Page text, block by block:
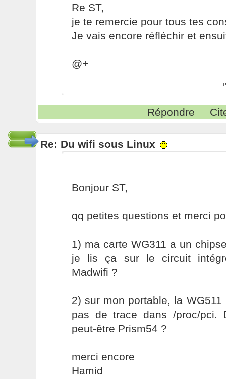
Re ST,
je te remercie pour tous tes
Je vais encore réfléchir et
@+
Répondre
Re: Du wifi sous Linux
Bonjour ST,
qq petites questions et merci
1) ma carte WG311 a un
je lis ça sur le circuit
Madwifi ?
2) sur mon portable, la
pas de trace dans /proc/pci.
peut-être Prism54 ?
merci encore
Hamid